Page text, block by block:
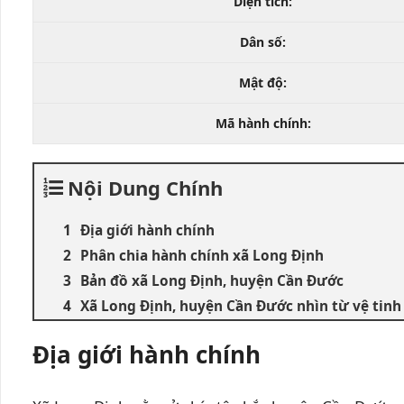
Dân số:
Mật độ:
Mã hành chính:
Nội Dung Chính
Địa giới hành chính
Phân chia hành chính xã Long Định
Bản đồ xã Long Định, huyện Cần Đước
Xã Long Định, huyện Cần Đước nhìn từ vệ tinh
Địa giới hành chính